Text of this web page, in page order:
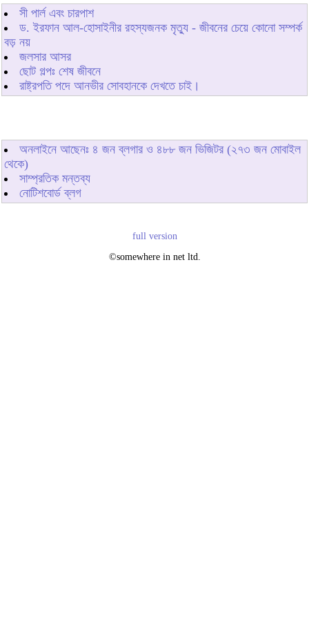
সী পার্ল এবং চারপাশ
ড. ইরফান আল-হোসাইনীর রহস্যজনক মৃত্যু - জীবনের চেয়ে কোনো সম্পর্ক
বড় নয়
জলসার আসর
ছোট গল্পঃ শেষ জীবনে
রাষ্ট্রপতি পদে আনভীর সোবহানকে দেখতে চাই।
অনলাইনে আছেনঃ ৪ জন ব্লগার ও ৪৮৮জন ভিজিটর (২৭৩ জন মোবাইল
থেকে)
সাম্প্রতিক মন্তব্য
নোটিশবোর্ড ব্লগ
full version
©somewhere in net ltd.